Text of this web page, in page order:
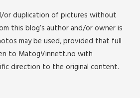
or duplication of pictures without
this blog’s author and/or owner is
may be used, provided that full
to MatogVinnett.no with
direction to the original content.